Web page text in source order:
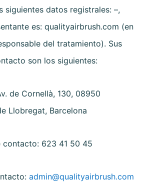
siguientes datos registrales: –,
es: qualityairbrush.com (en
del tratamiento). Sus
son los siguientes:
de Cornellà, 130, 08950
Llobregat, Barcelona
contacto: 623 41 50 45
admin@qualityairbrush.com